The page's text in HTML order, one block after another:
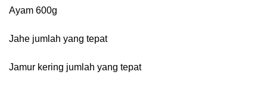
Ayam 600g
Jahe jumlah yang tepat
Jamur kering jumlah yang tepat